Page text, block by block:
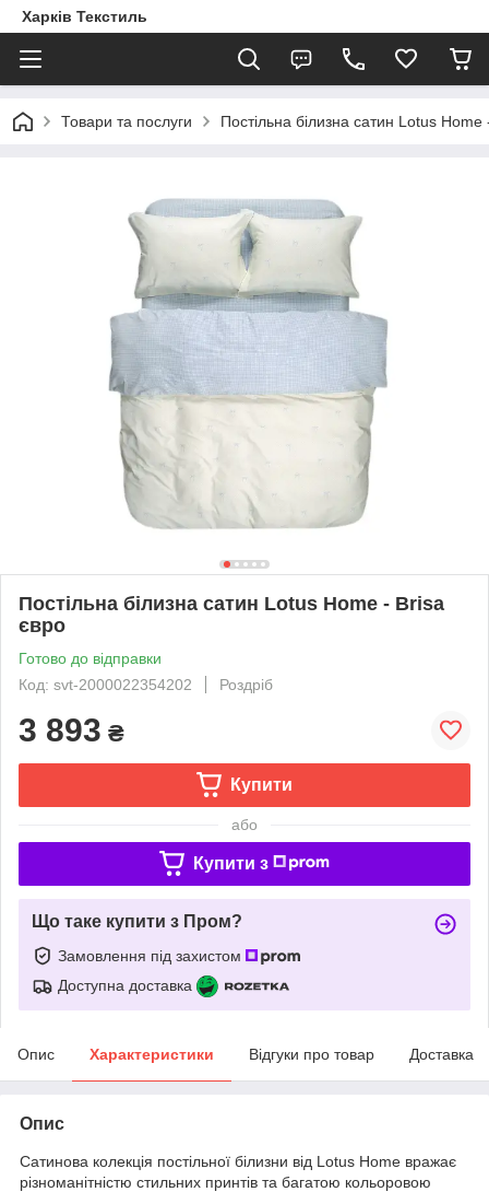
Харків Текстиль
Товари та послуги Постільна білизна сатин Lotus
Постільна білизна сатин Lotus Home - Brisa
євро
Готово до відправки
Код: svt-2000022354202
Роздріб
3 893 ₴
Купити
або
Купити з
Що таке купити з Пром?
Замовлення під захистом
Доступна доставка
Опис Характеристики Відгуки про товар Доставка
Опис
Сатинова колекція постільної білизни від Lotus Home вражає
різноманітністю стильних принтів та багатою кольоровою